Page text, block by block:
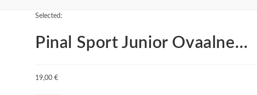
Selected:
Pinal Sport Junior Ovaalne…
19,00 €